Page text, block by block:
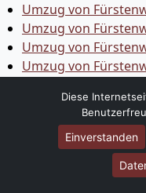
Umzug von
Umzug von
Umzug von
Umzug von
Umzug von
Umzug von
Umzug von
Umzug von
Umzug von
Diese
Einverstanden